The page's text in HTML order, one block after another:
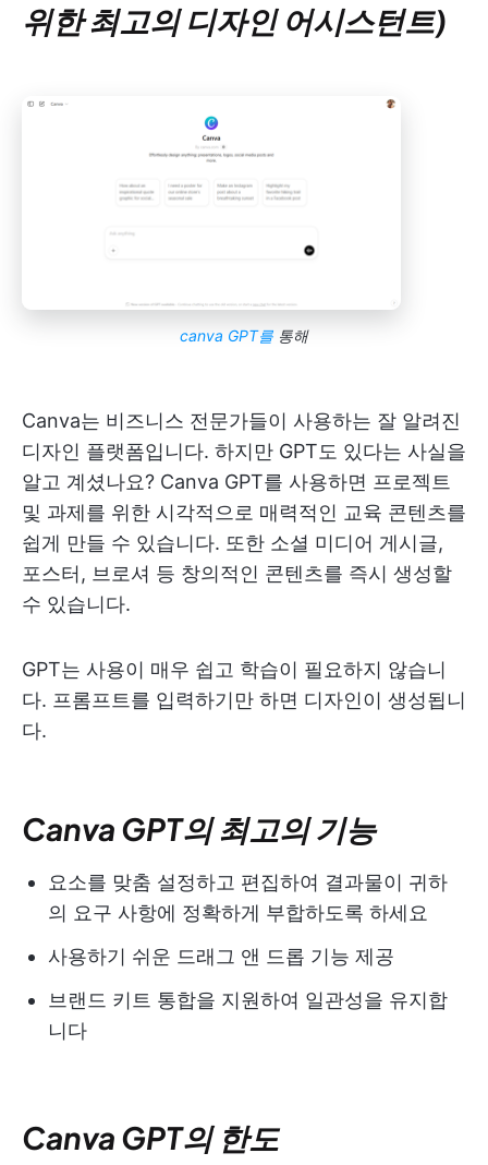
위한 최고의 디자인 어시스턴트)
canva GPT를 통해
Canva는 비즈니스 전문가들이 사용하는 잘 알려진
디자인 플랫폼입니다. 하지만 GPT도 있다는 사실을
알고 계셨나요? Canva GPT를 사용하면 프로젝트
및 과제를 위한 시각적으로 매력적인 교육 콘텐츠를
쉽게 만들 수 있습니다. 또한 소셜 미디어 게시글,
포스터, 브로셔 등 창의적인 콘텐츠를 즉시 생성할
수 있습니다.
GPT는 사용이 매우 쉽고 학습이 필요하지 않습니
다. 프롬프트를 입력하기만 하면 디자인이 생성됩니
다.
Canva GPT의 최고의 기능
요소를 맞춤 설정하고 편집하여 결과물이 귀하
의 요구 사항에 정확하게 부합하도록 하세요
사용하기 쉬운 드래그 앤 드롭 기능 제공
브랜드 키트 통합을 지원하여 일관성을 유지합
니다
Canva GPT의 한도